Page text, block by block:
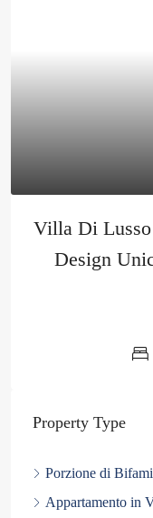
Villa Di Lusso
Design
Property Type
Porzione di
Appartamento in